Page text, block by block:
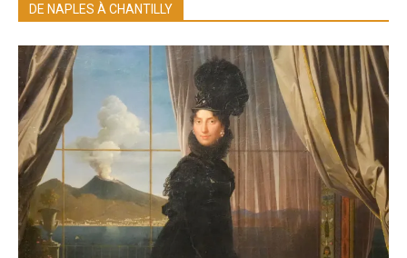
DE NAPLES À CHANTILLY